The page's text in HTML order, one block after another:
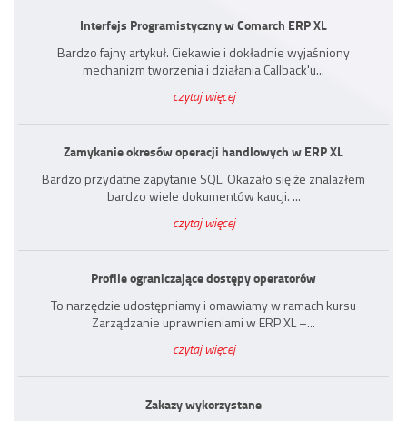
Interfejs Programistyczny w Comarch ERP XL
Bardzo fajny artykuł. Ciekawie i dokładnie wyjaśniony
mechanizm tworzenia i działania Callback'u...
czytaj więcej
Zamykanie okresów operacji handlowych w ERP XL
Bardzo przydatne zapytanie SQL. Okazało się że znalazłem
bardzo wiele dokumentów kaucji. ...
czytaj więcej
Profile ograniczające dostępy operatorów
To narzędzie udostępniamy i omawiamy w ramach kursu
Zarządzanie uprawnieniami w ERP XL –...
czytaj więcej
Zakazy wykorzystane